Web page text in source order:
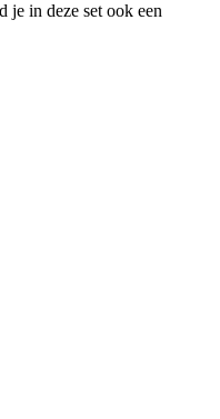
je in deze set ook een